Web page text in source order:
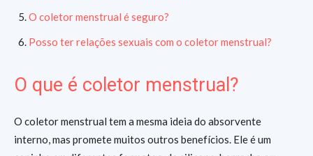
O coletor menstrual é seguro?
Posso ter relações sexuais com o coletor menstrual?
O que é coletor menstrual?
O coletor menstrual tem a mesma ideia do absorvente
interno, mas promete muitos outros benefícios. Ele é um